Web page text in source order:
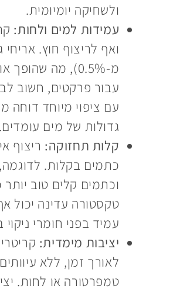
ולשחיקה יומיומית.
עמידות למים ולחות:
ואף לריצוף חוץ.
מ-0.5%), מה
עבור פרקטים, חשוב
עם ציפוי מיוחד דוחה
גדולות של מים עומדים.
קלות תחזוקה: ריצוף
כתמים בקלות.
וכתמים קלים טוב יותר
טקסטורה עדינה יכול
עמיד בפני חומרי ניקוי
יציבות מימדית:
לאורך זמן, ללא
טמפרטורה או לחות.